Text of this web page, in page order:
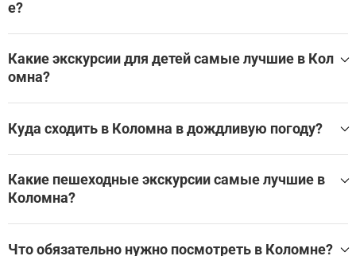
е?
Красавица Коломна: прогулка по одному из древнейш
их городов Руси
ским финалом
Какие экскурсии для детей самые лучшие в Кол
омна?
Посмотреть все экскурсси для детей в Коломна
Куда сходить в Коломна в дождливую погоду?
на для дождливой погоды:
Посмотреть все экскурсии и развлечения в помещении
Какие пешеходные экскурсии самые лучшие в
Коломна?
ломна?
Что обязательно нужно посмотреть в Коломне?